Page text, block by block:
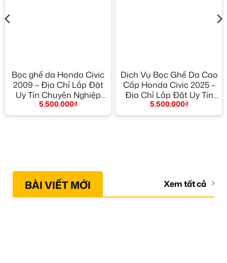
Bọc ghế da Honda Civic
2009 – Địa Chỉ Lắp Đặt
Uy Tín Chuyên Nghiệp
TPHCM
5.500.000₫
Dịch Vụ Bọc Ghế Da Cao
Cấp Honda Civic 2025 –
Địa Chỉ Lắp Đặt Uy Tín
TPHCM
5.500.000₫
BÀI VIẾT MỚI Xem tất cả